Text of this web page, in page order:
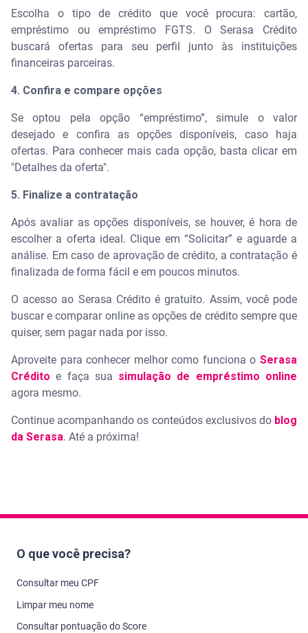
Escolha o tipo de crédito que você procura: cartão,
empréstimo ou empréstimo FGTS. O Serasa Crédito
buscará ofertas para seu perfil junto às instituições
financeiras parceiras.
4. Confira e compare opções
Se optou pela opção “empréstimo”, simule o valor
desejado e confira as opções disponíveis, caso haja
ofertas. Para conhecer mais cada opção, basta clicar em
"Detalhes da oferta".
5. Finalize a contratação
Após avaliar as opções disponíveis, se houver, é hora de
escolher a oferta ideal. Clique em “Solicitar” e aguarde a
análise. Em caso de aprovação de crédito, a contratação é
finalizada de forma fácil e em poucos minutos.
O acesso ao Serasa Crédito é gratuito. Assim, você pode
buscar e comparar online as opções de crédito sempre que
quiser, sem pagar nada por isso.
Aproveite para conhecer melhor como funciona o Serasa
Crédito e faça sua simulação de empréstimo online
agora mesmo.
Continue acompanhando os conteúdos exclusivos do blog
da Serasa. Até a próxima!
O que você precisa?
Consultar meu CPF
Limpar meu nome
Consultar pontuação do Score